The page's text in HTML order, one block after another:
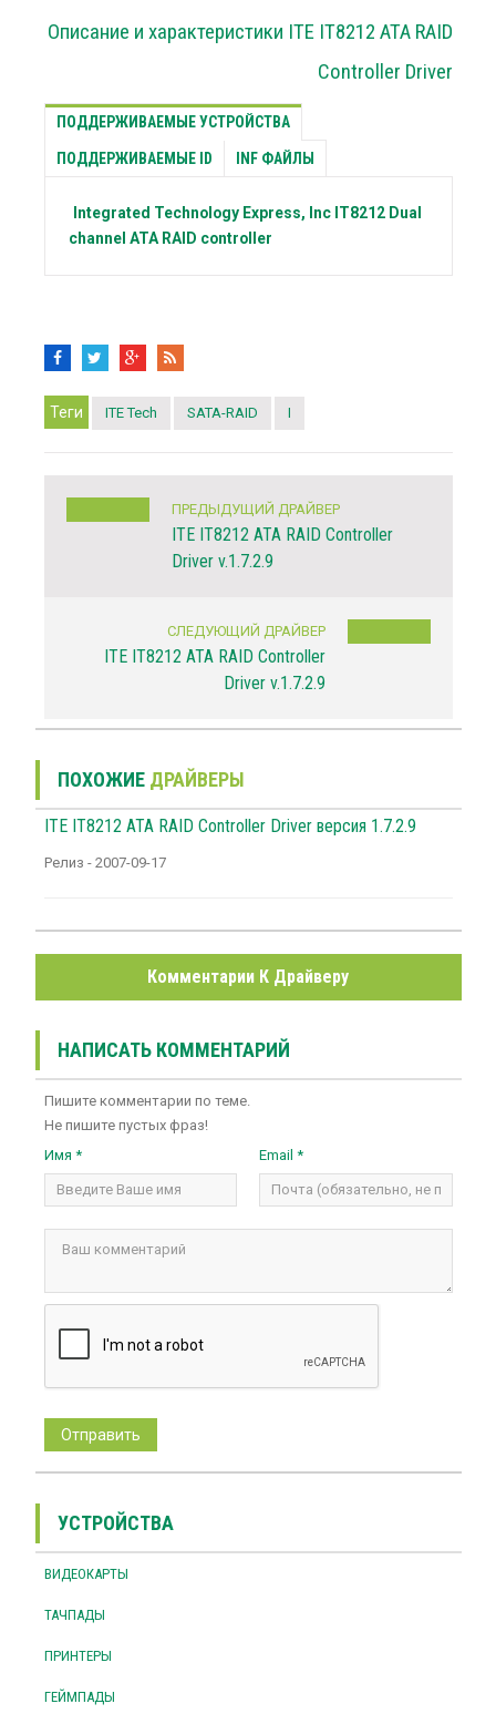
Описание и характеристики ITE IT8212 ATA RAID
Controller Driver
ПОДДЕРЖИВАЕМЫЕ УСТРОЙСТВА
ПОДДЕРЖИВАЕМЫЕ ID INF ФАЙЛЫ
Integrated Technology Express, Inc IT8212 Dual
channel ATA RAID controller
Теги ITE Tech SATA-RAID I
ПРЕДЫДУЩИЙ ДРАЙВЕР
ITE IT8212 ATA RAID Controller
Driver v.1.7.2.9
СЛЕДУЮЩИЙ ДРАЙВЕР
ITE IT8212 ATA RAID Controller
Driver v.1.7.2.9
ПОХОЖИЕ ДРАЙВЕРЫ
ITE IT8212 ATA RAID Controller Driver версия 1.7.2.9
Релиз - 2007-09-17
Комментарии К Драйверу
НАПИСАТЬ КОММЕНТАРИЙ
Пишите комментарии по теме.
Не пишите пустых фраз!
Имя *
Email *
УСТРОЙСТВА
ВИДЕОКАРТЫ
ТАЧПАДЫ
ПРИНТЕРЫ
ГЕЙМПАДЫ